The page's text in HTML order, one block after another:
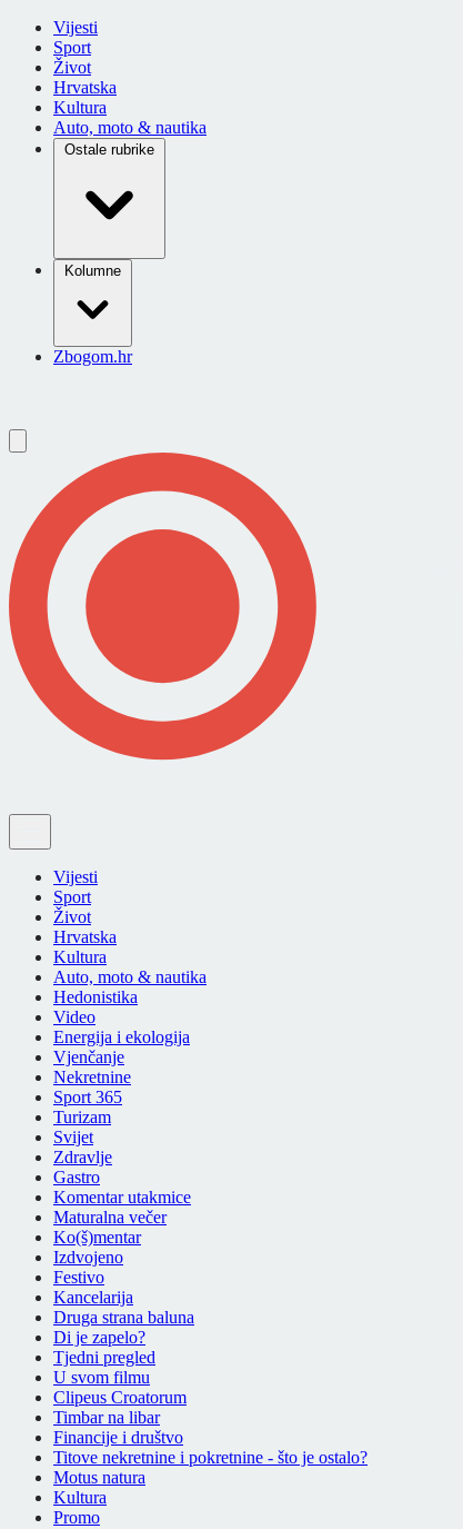
Vijesti
Sport
Život
Hrvatska
Kultura
Auto, moto & nautika
Ostale rubrike
Kolumne
Zbogom.hr
Vijesti
Sport
Život
Hrvatska
Kultura
Auto, moto & nautika
Hedonistika
Video
Energija i ekologija
Vjenčanje
Nekretnine
Sport 365
Turizam
Svijet
Zdravlje
Gastro
Komentar utakmice
Maturalna večer
Ko(š)mentar
Izdvojeno
Festivo
Kancelarija
Druga strana baluna
Di je zapelo?
Tjedni pregled
U svom filmu
Clipeus Croatorum
Timbar na libar
Financije i društvo
Titove nekretnine i pokretnine - što je ostalo?
Motus natura
Kultura
Promo